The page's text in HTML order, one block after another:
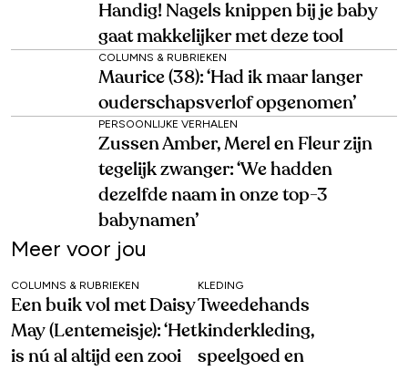
Handig! Nagels knippen bij je baby
gaat makkelijker met deze tool
COLUMNS & RUBRIEKEN
Maurice (38): ‘Had ik maar langer
ouderschapsverlof opgenomen’
PERSOONLIJKE VERHALEN
Zussen Amber, Merel en Fleur zijn
tegelijk zwanger: ‘We hadden
dezelfde naam in onze top-3
babynamen’
Meer voor jou
COLUMNS & RUBRIEKEN
Een buik vol met Daisy
May (Lentemeisje): ‘Het
is nú al altijd een zooi
KLEDING
Tweedehands
kinderkleding,
speelgoed en